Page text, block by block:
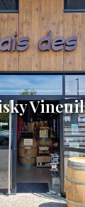
Vineuil